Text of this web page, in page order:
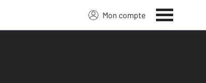
Mon compte